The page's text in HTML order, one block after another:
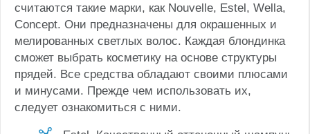
считаются такие марки, как Nouvelle, Estel, Wella,
Concept. Они предназначены для окрашенных и
мелированных светлых волос. Каждая блондинка
сможет выбрать косметику на основе структуры
прядей. Все средства обладают своими плюсами
и минусами. Прежде чем использовать их,
следует ознакомиться с ними.